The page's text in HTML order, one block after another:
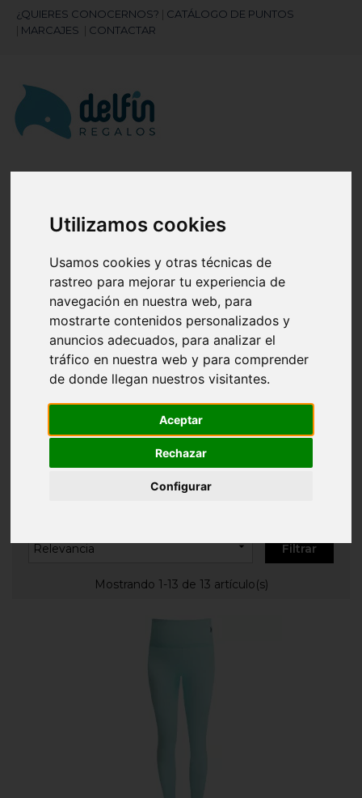
Utilizamos cookies
Usamos cookies y otras técnicas de
rastreo para mejorar tu experiencia de
navegación en nuestra web, para
mostrarte contenidos personalizados y
anuncios adecuados, para analizar el
tráfico en nuestra web y para comprender
de donde llegan nuestros visitantes.
Aceptar
Rechazar
Configurar
¿QUIERES CONOCERNOS?
CATÁLOGO DE PUNTOS
MARCAJES CONTACTAR
945 121 003
Navegación
palanca
Artículos (
search
Inicio ROPA PERSONALIZADA
Ropa de
deporte
ROPA DE DEPORTE
Relevancia  Filtrar
Mostrando 1-13 de 13 artículo(s)